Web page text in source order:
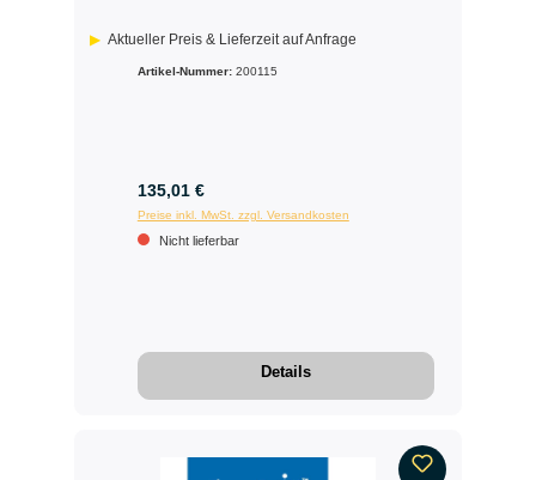
Aktueller Preis & Lieferzeit auf Anfrage
Artikel-Nummer: 200115
135,01 €
Preise inkl. MwSt. zzgl. Versandkosten
Nicht lieferbar
Details